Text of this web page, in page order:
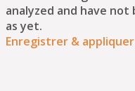
analyzed and have
as yet.
Enregistrer & appliquer